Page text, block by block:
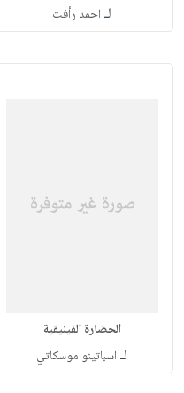
لـ احمد رأفت
الحضارة الفينيقية
لـ اسباتينو موسكاتي